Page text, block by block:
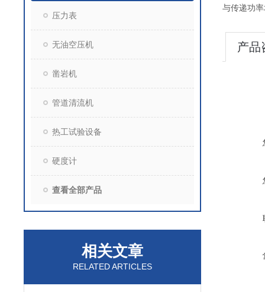
压力表
无油空压机
凿岩机
管道清流机
热工试验设备
硬度计
查看全部产品
相关文章
RELATED ARTICLES
与传递功
产品